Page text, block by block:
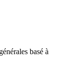
basé à